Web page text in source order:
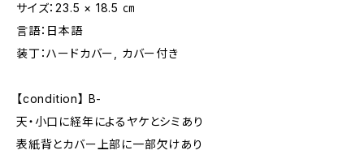
サイズ：23.5 × 18.5 ㎝
言語：日本語
装丁：ハードカバー, カバー付き
【condition】 B-
天・小口に経年によるヤケとシミあり
表紙背とカバー上部に一部欠けあり